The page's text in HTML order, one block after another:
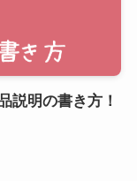
説明の書き方！